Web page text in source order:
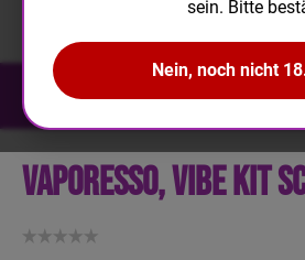
NEUHEITEN
Vaporesso, Vibe Kit
sein. Bitte
Nein, noch nicht